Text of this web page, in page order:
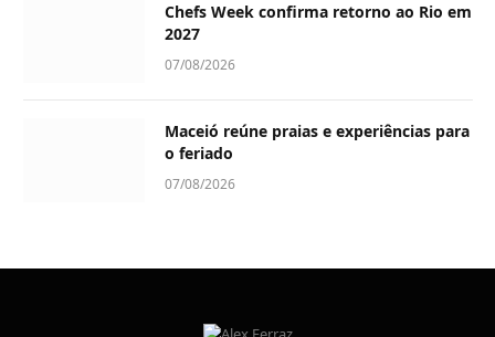
Chefs Week confirma retorno ao Rio em
2027
07/08/2026
Maceió reúne praias e experiências para
o feriado
07/08/2026